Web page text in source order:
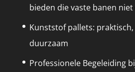
bieden die vaste banen
Kunststof pallets:
duurzaam
Professionele Begeleiding